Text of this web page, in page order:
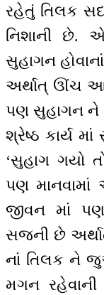
રહેતું તિલક
નિશાની છે.
સુહાગન
અર્થાત્ ઊંચ
પણ સુહાગન ને
શ્રેષ્ઠ કાર્ય
‘સુહાગ ગયો
પણ
જીવન માં
સજની છે
નાં તિલક ને
મગન રહેવાની